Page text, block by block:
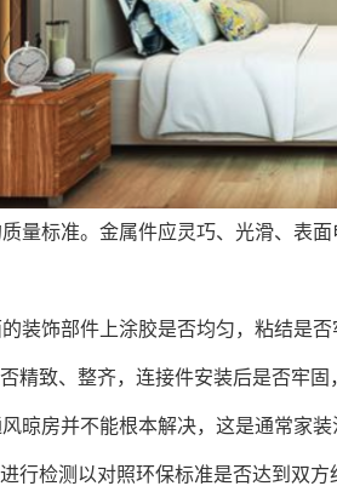
标准。金属件应灵巧、光滑、表
饰部件上涂胶是否均匀，粘结是
精致、整齐，连接件安装后是否牢
房并不能根本解决，这是通常家
行检测以对照环保标准是否达到双方